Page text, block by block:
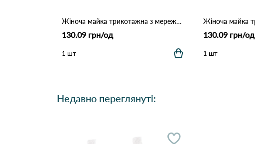
Жіноча майка трикотажна з мереживом і ґудзиками 611 Чорний
130.09 грн/од
1 шт
130.09 грн/од
1 шт
Недавно переглянуті: